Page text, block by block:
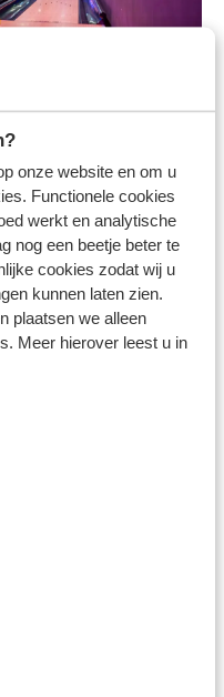
onze website en om u
Functionele cookies
werkt en analytische
nog een beetje beter te
cookies zodat wij u
kunnen laten zien.
plaatsen we alleen
Meer hierover leest u in